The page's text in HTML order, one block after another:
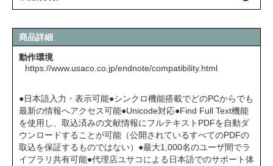
商品詳細
動作環境
https://www.usaco.co.jp/endnote/compatibility.html
●日本語入力・表示可能●シンクロ機能搭載でどのPCからでも
最新の情報へアクセス可能●Unicode対応●Find Full Text機能
を使用し、取込済みの文献情報にフルテキストPDFを自動ダ
ウンロードすることが可能（公開されているすべてのPDFの
取込を保証するものではない）●最大1,000名のユーザ間でラ
イブラリ共有可能●代理店ユサコによる日本語でのサポート体